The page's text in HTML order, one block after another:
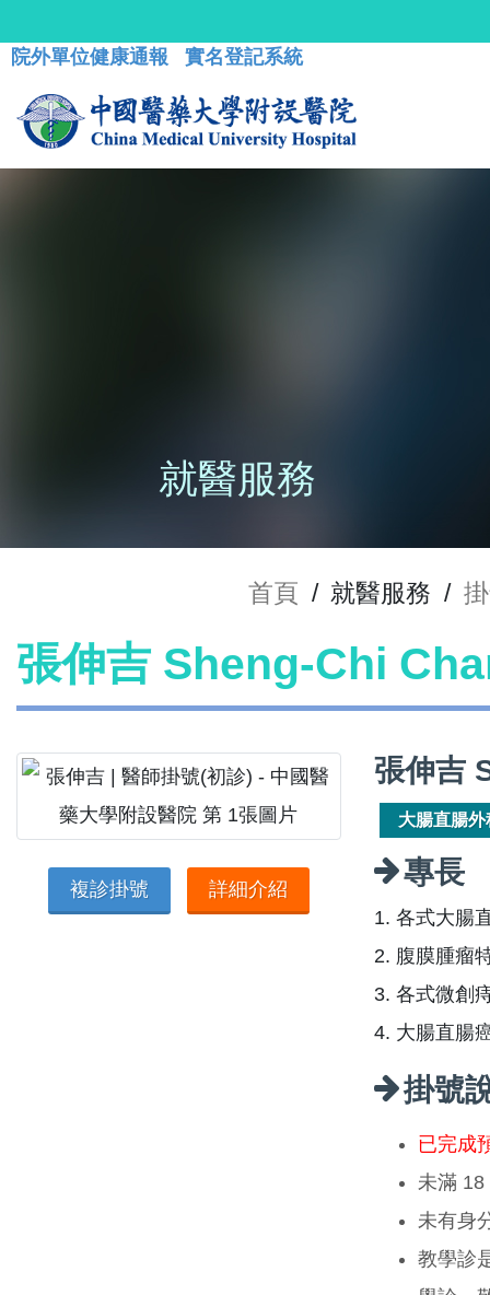
院外單位健康通報 實名登記系統
就醫服務
首頁 / 就醫服務 /
張伸吉 Sheng-Chi
複診掛號 詳細介紹
張伸吉
大腸直腸外
專長
1. 各式大腸
2. 腹膜腫瘤
3. 各式微創
4. 大腸直腸
掛號
已完成
未滿 18
未有身
教學診